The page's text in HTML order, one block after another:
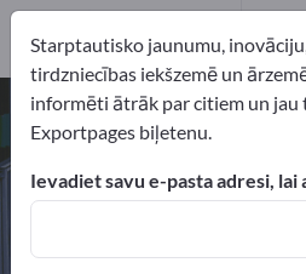
Precīzie
ražotājus un
Starptautisko jaunumu,
tirdzniecības iekšzemē un
informēti ātrāk par citiem un jau
Exportpages biļetenu.
Ievadiet savu e-pasta adresi, lai